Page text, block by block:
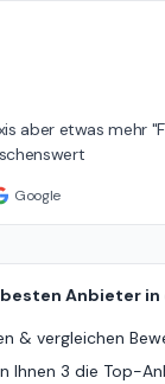
aber etwas mehr
Google
Anbieter in
& vergleichen
Ihnen 3 die Top-